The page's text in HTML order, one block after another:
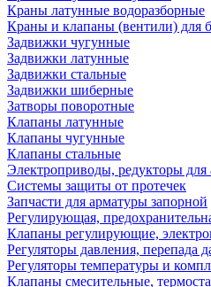
Краны латунные водоразборные
Краны и клапаны (вентили) для
Задвижки чугунные
Задвижки латунные
Задвижки стальные
Задвижки шиберные
Затворы поворотные
Клапаны латунные
Клапаны чугунные
Клапаны стальные
Электроприводы, редукторы для
Системы защиты от протечек
Запчасти для арматуры запорной
Регулирующая,
Клапаны регулирующие,
Регуляторы давления, перепада
Регуляторы температуры и
Клапаны смесительные,